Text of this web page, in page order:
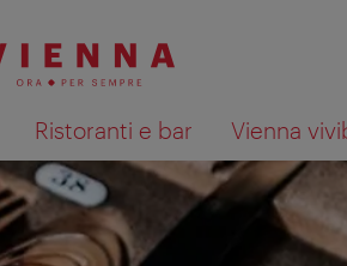
Ristoranti e bar Vienna
Mostra i risultati della ricerca